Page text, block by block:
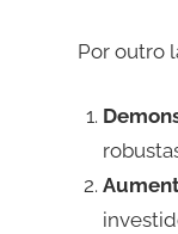
Por outro